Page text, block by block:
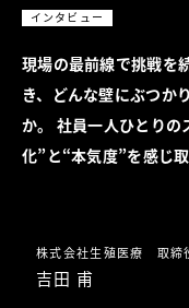
インタビュー
現場の最前線で挑戦を
き、どんな壁にぶつか
か。 社員一人ひとり
化”と“本気度”を感じ取
株式会社生殖医療 取締
吉田 甫